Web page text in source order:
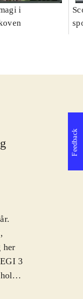
i
her
3
Feedback